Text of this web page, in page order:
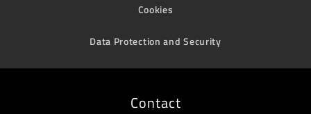
Cookies
Data Protection and Security
Contact